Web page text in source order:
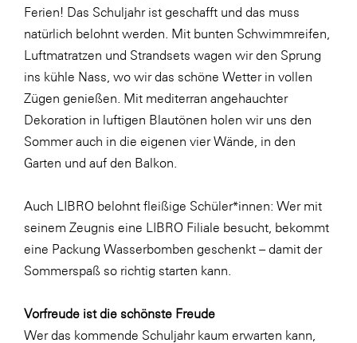
FG UBIT Salzburg
Fressnapf
FRoSTA
FV Energierohstoff & Kraftstoff
Gardena
GBV - Verband gemeinnütziger
Bauvereinigungen
Getzner Werkstoffe
ikp
Ferien! Das Schuljahr ist geschafft und das muss
natürlich belohnt werden. Mit bunten Schwimmreifen,
Luftmatratzen und Strandsets wagen wir den Sprung
ins kühle Nass, wo wir das schöne Wetter in vollen
Zügen genießen. Mit mediterran angehauchter
Dekoration in luftigen Blautönen holen wir uns den
Sommer auch in die eigenen vier Wände, in den
Garten und auf den Balkon.
Auch LIBRO belohnt fleißige Schüler*innen: Wer mit
seinem Zeugnis eine LIBRO Filiale besucht, bekommt
eine Packung Wasserbomben geschenkt – damit der
Sommerspaß so richtig starten kann.
Vorfreude ist die schönste Freude
Wer das kommende Schuljahr kaum erwarten kann,